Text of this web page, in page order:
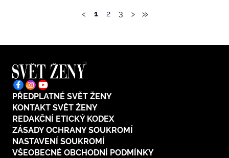
‹ 1 2 3 › »
PŘEDPLATNÉ SVĚT ŽENY
KONTAKT SVĚT ŽENY
REDAKČNÍ ETICKÝ KODEX
ZÁSADY OCHRANY SOUKROMÍ
NASTAVENÍ SOUKROMÍ
VŠEOBECNÉ OBCHODNÍ PODMÍNKY